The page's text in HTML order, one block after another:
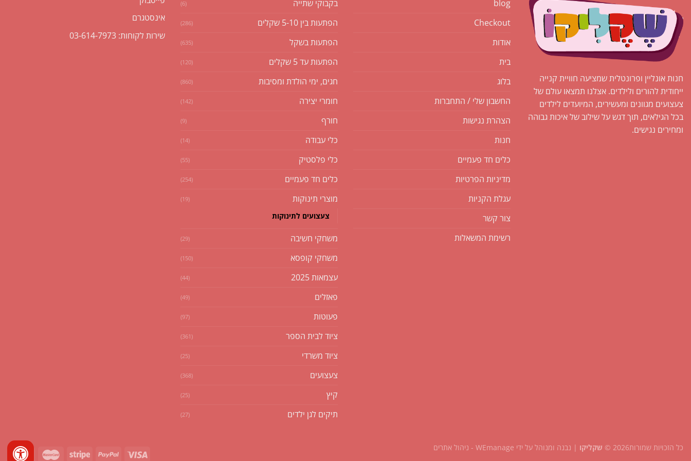
חנות אונליין ופרונטלית שמציעה חוויית קנייה
ייחודית להורים ולילדים. אצלנו תמצאו עולם של
צעצועים מגוונים ומעשירים, המיועדים לילדים
בכל הגילאים, תוך דגש על שילוב של איכות גבוהה
ומחירים נגישים.
blog
Checkout
אודות
בית
בלוג
החשבון שלי / התחברות
הצהרת נגישות
חנות
כלים חד פעמיים
מדיניות הפרטיות
עגלת הקניות
צור קשר
רשימת המשאלות
בקבוקי שתייה (6)
הפתעות בין 5-10 שקלים (286)
הפתעות בשקל (635)
הפתעות עד 5 שקלים (120)
חגים, ימי הולדת ומסיבות (860)
חומרי יצירה (142)
חורף (9)
כלי עבודה (14)
כלי פלסטיק (55)
כלים חד פעמיים (254)
מוצרי תינוקות (19)
צעצועים לתינוקות
משחקי חשיבה (29)
משחקי קופסא (150)
עצמאות 2025 (44)
פאזלים (49)
פעוטות (97)
ציוד לבית הספר (361)
ציוד משרדי (25)
צעצועים (368)
קיץ (25)
תיקים לגן ילדים (27)
אינסטגרם
שירות לקוחות: 03-614-7973
כל הזכויות שמורות2026 © שקליקו | נבנה ומנוהל על ידי WEmanage - ניהול אתרים